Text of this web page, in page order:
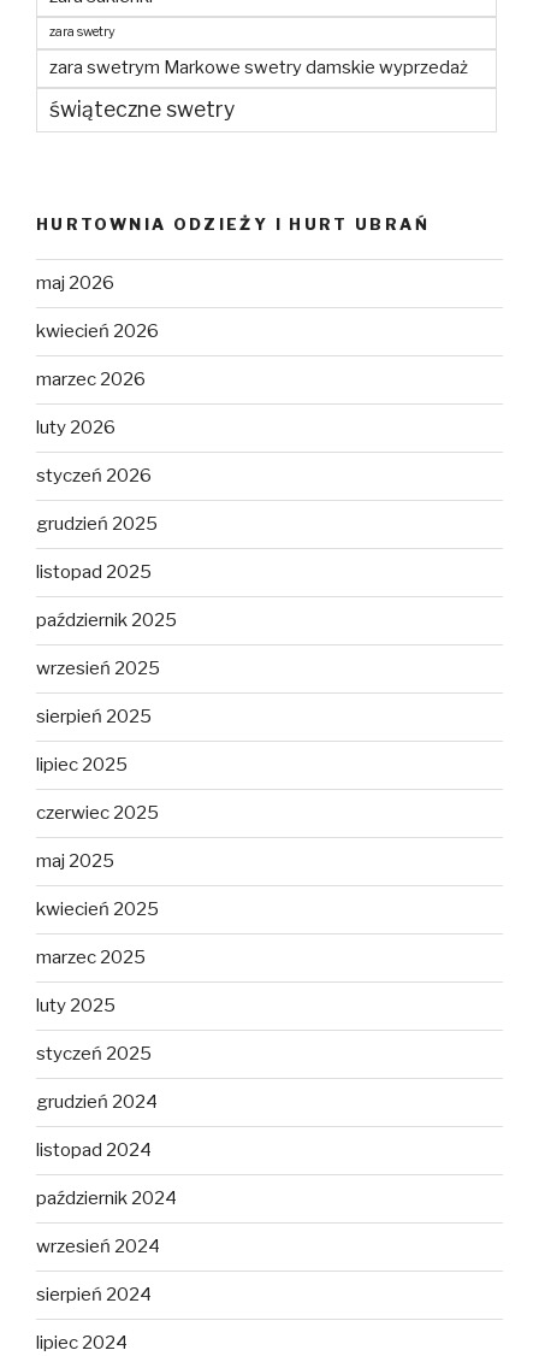
zara swetry
zara swetrym Markowe swetry damskie wyprzedaż
świąteczne swetry
HURTOWNIA ODZIEŻY I HURT UBRAŃ
maj 2026
kwiecień 2026
marzec 2026
luty 2026
styczeń 2026
grudzień 2025
listopad 2025
październik 2025
wrzesień 2025
sierpień 2025
lipiec 2025
czerwiec 2025
maj 2025
kwiecień 2025
marzec 2025
luty 2025
styczeń 2025
grudzień 2024
listopad 2024
październik 2024
wrzesień 2024
sierpień 2024
lipiec 2024